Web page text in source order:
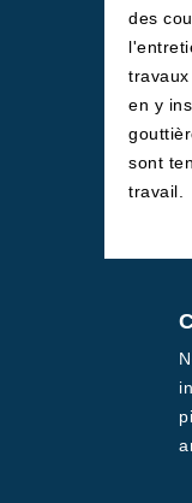
des
en y
sont
travail.